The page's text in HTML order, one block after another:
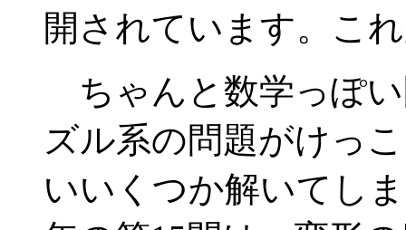
開されています。こ
ちゃんと数学っぽ
ズル系の問題がけっ
いいくつか解いてし